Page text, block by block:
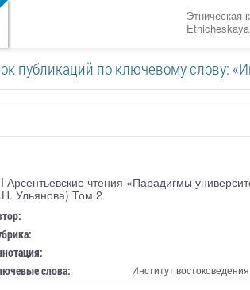
Этническая
публикаций по ключевому слову:
Арсентьевские чтения «Парадигмы
Ульянова) Том 2
слова: Институт